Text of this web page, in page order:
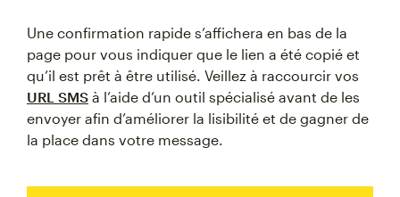
Une confirmation rapide s’affichera en bas de la
page pour vous indiquer que le lien a été copié et
qu’il est prêt à être utilisé. Veillez à raccourcir vos
URL SMS à l’aide d’un outil spécialisé avant de les
envoyer afin d’améliorer la lisibilité et de gagner de
la place dans votre message.